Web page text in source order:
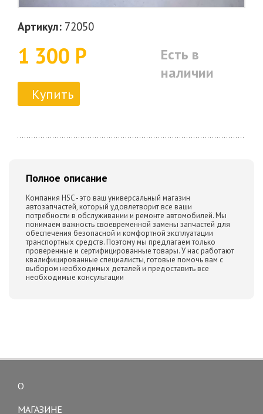
Артикул: 72050
1 300 Р
Есть в
наличии
Купить
Полное описание
Компания HSC - это ваш универсальный магазин
автозапчастей, который удовлетворит все ваши
потребности в обслуживании и ремонте автомобилей. Мы
понимаем важность своевременной замены запчастей для
обеспечения безопасной и комфортной эксплуатации
транспортных средств. Поэтому мы предлагаем только
проверенные и сертифицированные товары. У нас работают
квалифицированные специалисты, готовые помочь вам с
выбором необходимых деталей и предоставить все
необходимые консультации
О
МАГАЗИНЕ